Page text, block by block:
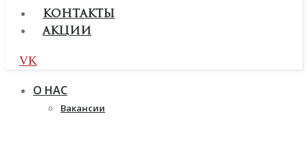
КОНТАКТЫ
АКЦИИ
VK
О НАС
Вакансии